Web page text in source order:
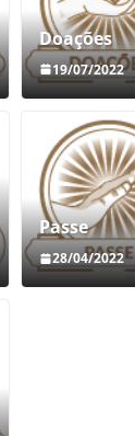
Doações
19/07/2022
Passe
28/04/2022